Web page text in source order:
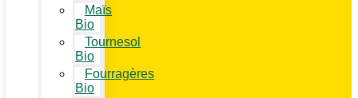
Maïs
Bio
Tournesol
Bio
Fourragères
Bio